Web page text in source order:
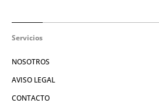
Servicios
NOSOTROS
AVISO LEGAL
CONTACTO